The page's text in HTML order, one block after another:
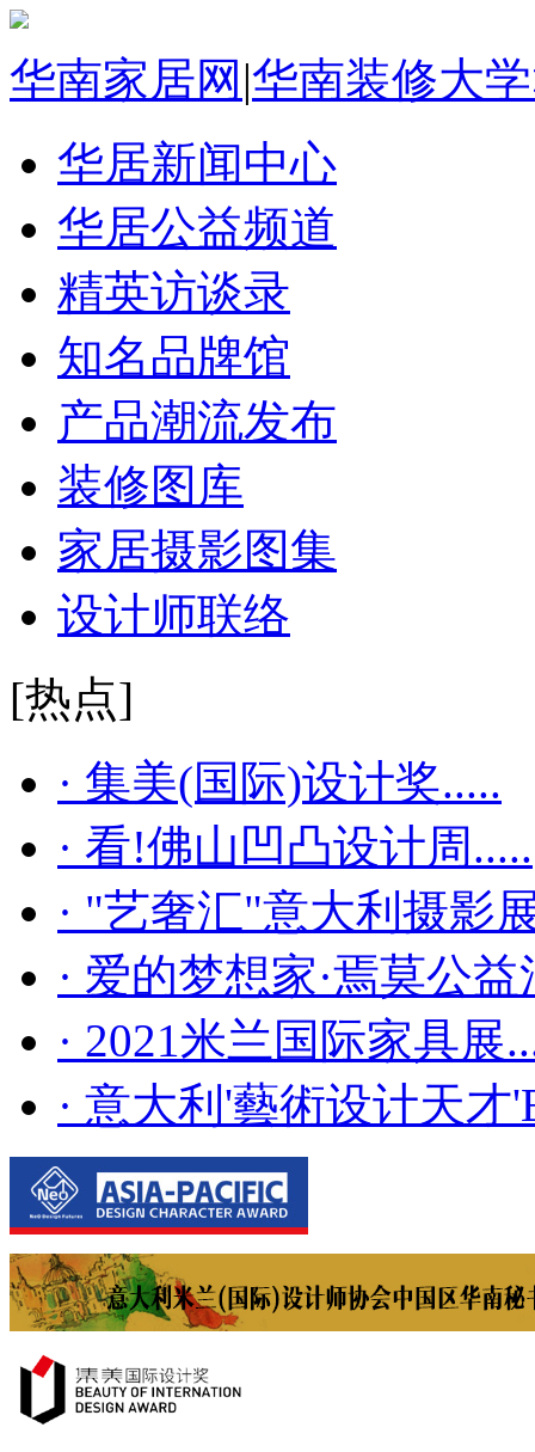
华南家居网 |华南装修大
华居新闻中心
华居公益频道
精英访谈录
知名品牌馆
产品潮流发布
装修图库
家居摄影图集
设计师联络
[热点]
· 集美(国际)设计奖.....
· 看!佛山凹凸设计周.....
· "艺奢汇"​意大利摄影
· 爱的梦想家·焉莫公益
· 2021米兰国际家具展
· 意大利'藝術设计天才